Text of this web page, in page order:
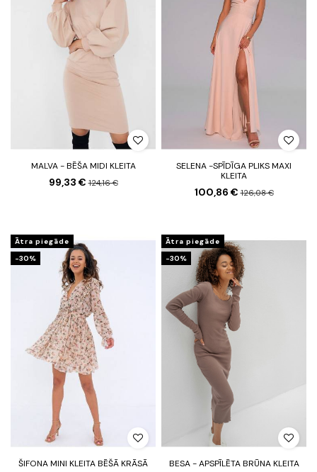
MALVA - BĒŠA MIDI KLEITA
99,33 €124,16 €
SELENA -SPĪDĪGA PLIKS MAXI
KLEITA
100,86 €126,08 €
Ātra piegāde
-30%
ŠIFONA MINI KLEITA BĒŠĀ KRĀSĀ
Ātra piegāde
-30%
BESA - APSPĪLĒTA BRŪNA KLEITA